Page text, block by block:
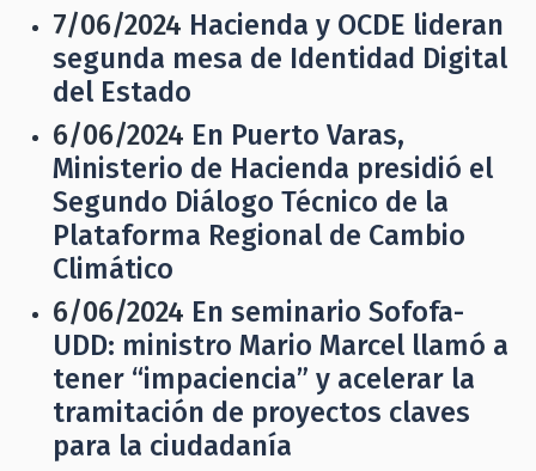
7/06/2024 Hacienda y OCDE lideran
segunda mesa de Identidad Digital
del Estado
6/06/2024 En Puerto Varas,
Ministerio de Hacienda presidió el
Segundo Diálogo Técnico de la
Plataforma Regional de Cambio
Climático
6/06/2024 En seminario Sofofa-
UDD: ministro Mario Marcel llamó a
tener “impaciencia” y acelerar la
tramitación de proyectos claves
para la ciudadanía